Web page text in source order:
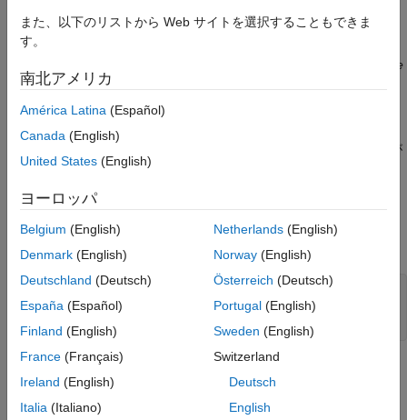
MISRA C++:2008 ルール
項目一覧
説明
例
チェック情報
参考
説明
A pointer operand and any pointer resulting from pointer
arithmetic using that operand shall both address elements of the
same array. 1
配列要素へのポインターを使用するポインター算術演算の結果が
次のいずれも指していない場合、動作は未定義になります。
配列の要素。
int arr[3];
int* res;
ルールは次の演算に適用されます。
ーで、int_exp
また、以下のリストから Web サイトを選択することもできま
す。
南北アメリカ
América Latina (Español)
Canada (English)
United States (English)
ヨーロッパ
Belgium (English)
Denmark (English)
Deutschland (Deutsch)
España (Español)
Finland (English)
France (Français)
Ireland (English)
Italia (Italiano)
Netherlands(English)
Norway(English)
Österreich (Deutsch)
Portugal(English)
Sweden (English)
Switzerland
Deutsch
English